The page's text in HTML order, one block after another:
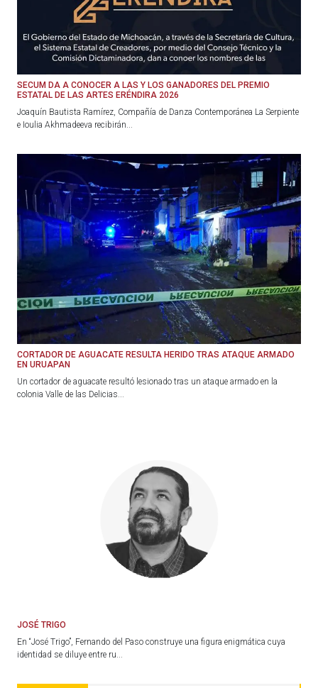
SECUM DA A CONOCER A LAS Y LOS GANADORES DEL PREMIO
ESTATAL DE LAS ARTES ERÉNDIRA 2026
Joaquín Bautista Ramírez, Compañía de Danza Contemporánea La Serpiente
e Ioulia Akhmadeeva recibirán...
CORTADOR DE AGUACATE RESULTA HERIDO TRAS ATAQUE ARMADO
EN URUAPAN
Un cortador de aguacate resultó lesionado tras un ataque armado en la
colonia Valle de las Delicias...
JOSÉ TRIGO
En “José Trigo”, Fernando del Paso construye una figura enigmática cuya
identidad se diluye entre ru...